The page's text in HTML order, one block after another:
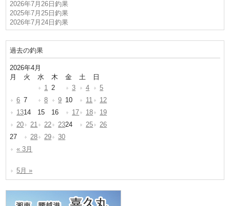
2026年7月26日釣果
2025年7月25日釣果
2026年7月24日釣果
過去の釣果
2026年4月
月
火 水 木 金 土
日
1 2 3 4
5
6
7 8 9 10 11
12
1314 15 16 17 18
19
20
21 22 2324 25
26
27
28 29
30
« 3月
5月 »